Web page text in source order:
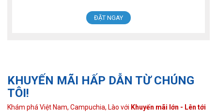
ĐẶT NGAY
KHUYẾN MÃI HẤP DẪN TỪ CHÚNG
TÔI!
Khám phá Việt Nam, Campuchia, Lào với Khuyến mãi lớn - Lên tới